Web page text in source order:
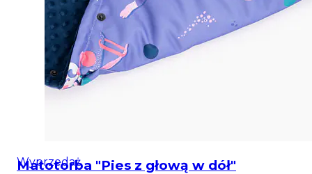
Wyprzedaż
Matotorba "Pies z głową w dół"